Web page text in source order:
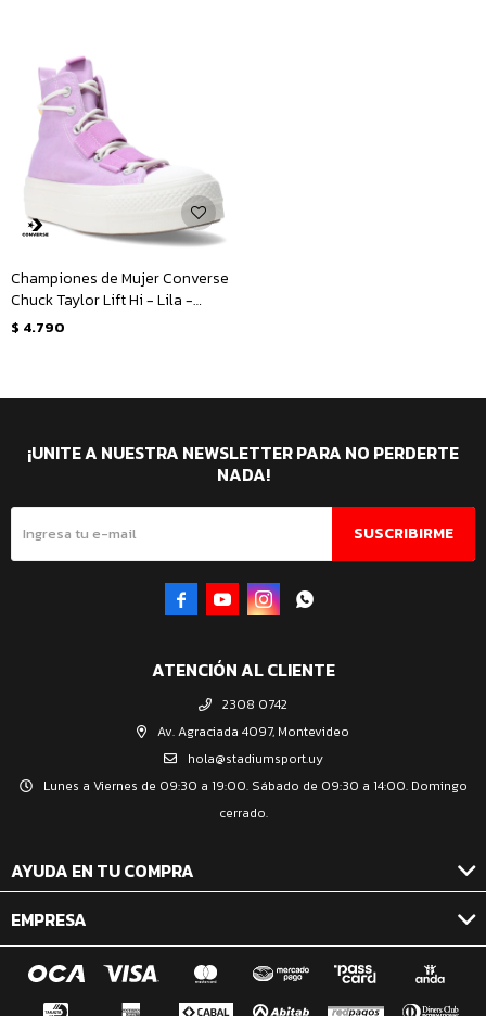
Championes de Mujer Converse
Chuck Taylor Lift Hi - Lila -
Blanco
$ 4.790
ATENCIÓN AL CLIENTE
2308 0742
Av. Agraciada 4097, Montevideo
hola@stadiumsport.uy
Lunes a Viernes de 09:30 a 19:00. Sábado de 09:30 a 14:00. Domingo
cerrado.
AYUDA EN TU COMPRA
EMPRESA
¡UNITE A NUESTRA NEWSLETTER PARA NO PERDERTE
NADA!
SUSCRIBIRME
   